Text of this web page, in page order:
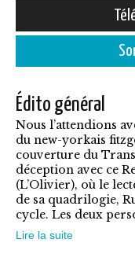
produit
variations.
Les
options
peuvent
être
choisies
Édito général
Nous l’attendions
du new-yorkais
couverture du
déception avec ce
(L’Olivier), où le
de sa quadrilogie,
cycle. Les deux
Lire la suite